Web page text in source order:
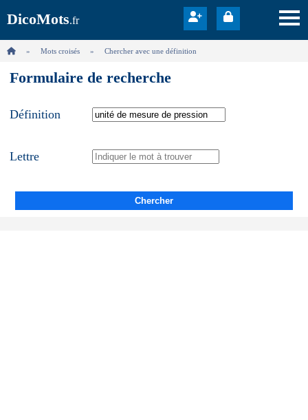
DicoMots.fr
Mots croisés Chercher avec une définition
Formulaire de recherche
Définition
Lettre
Chercher